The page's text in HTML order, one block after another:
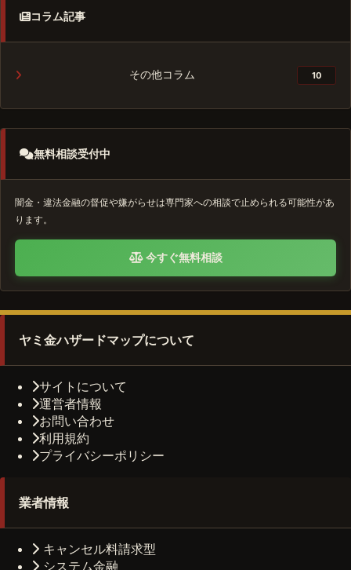
コラム記事
その他コラム 10
無料相談受付中
闇金・違法金融の督促や嫌がらせは専門家への相談で止められる可能性があ
ります。
今すぐ無料相談
ヤミ金ハザードマップについて
サイトについて
運営者情報
お問い合わせ
利用規約
プライバシーポリシー
業者情報
キャンセル料請求型
システム金融